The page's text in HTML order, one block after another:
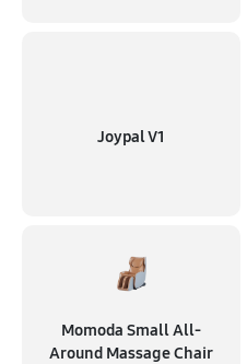
Joypal V1
Momoda Small All-
Around Massage Chair